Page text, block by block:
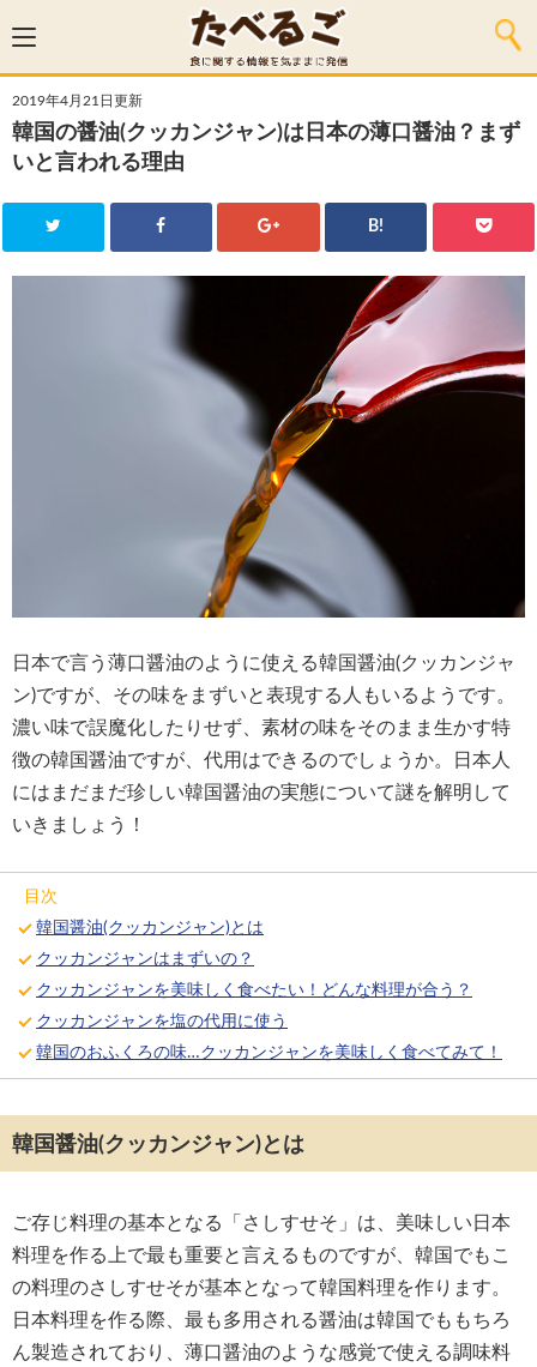
2019年4月21日更新
韓国の醤油(クッカンジャン)は日本の薄口醤油？まず
いと言われる理由
B!
日本で言う薄口醤油のように使える韓国醤油(クッカンジャ
ン)ですが、その味をまずいと表現する人もいるようです。
濃い味で誤魔化したりせず、素材の味をそのまま生かす特
徴の韓国醤油ですが、代用はできるのでしょうか。日本人
にはまだまだ珍しい韓国醤油の実態について謎を解明して
いきましょう！
目次
韓国醤油(クッカンジャン)とは
クッカンジャンはまずいの？
クッカンジャンを美味しく食べたい！どんな料理が合う？
クッカンジャンを塩の代用に使う
韓国のおふくろの味…クッカンジャンを美味しく食べてみて！
韓国醤油(クッカンジャン)とは
ご存じ料理の基本となる「さしすせそ」は、美味しい日本
料理を作る上で最も重要と言えるものですが、韓国でもこ
の料理のさしすせそが基本となって韓国料理を作ります。
日本料理を作る際、最も多用される醤油は韓国でももちろ
ん製造されており、薄口醤油のような感覚で使える調味料